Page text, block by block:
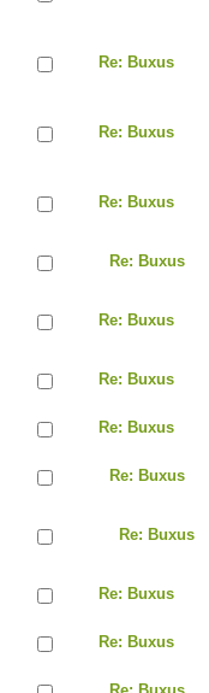
Re: Buxus
Re: Buxus
Re: Buxus
Re: Buxus
Re: Buxus
Re: Buxus
Re: Buxus
Re: Buxus
Re: Buxus
Re: Buxus
Re: Buxus